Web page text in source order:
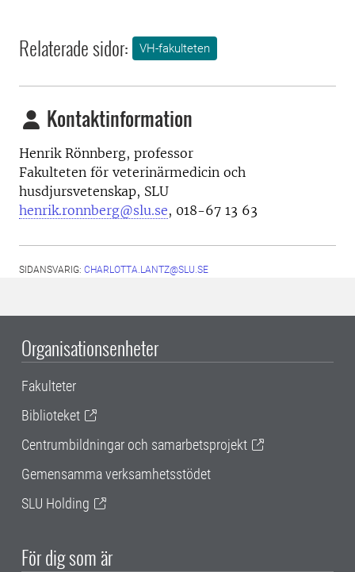
Relaterade sidor: VH-fakulteten
Kontaktinformation
Henrik Rönnberg, professor
Fakulteten för veterinärmedicin och
husdjursvetenskap, SLU
henrik.ronnberg@slu.se, 018-67 13 63
SIDANSVARIG: CHARLOTTA.LANTZ@SLU.SE
Organisationsenheter
Fakulteter
Biblioteket
Centrumbildningar och samarbetsprojekt
Gemensamma verksamhetsstödet
SLU Holding
För dig som är